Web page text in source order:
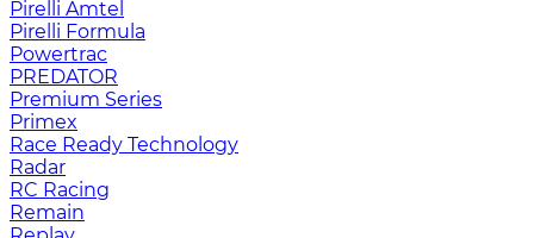
Pirelli Amtel
Pirelli Formula
Powertrac
PREDATOR
Premium Series
Primex
Race Ready Technology
Radar
RC Racing
Remain